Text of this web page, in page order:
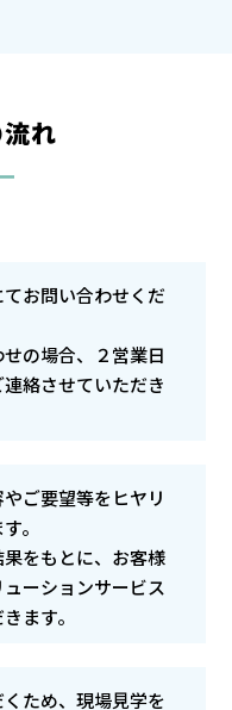
れ
お問い合わせくだ
の場合、２営業日
絡させていただき
ご要望等をヒヤリ
。
をもとに、お客様
ーションサービス
ます。
ため、現場見学を